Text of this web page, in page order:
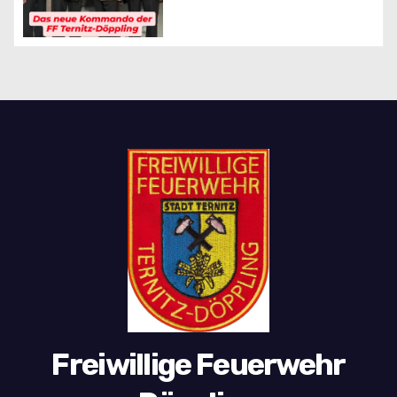
Freiwillige Feuerwehr